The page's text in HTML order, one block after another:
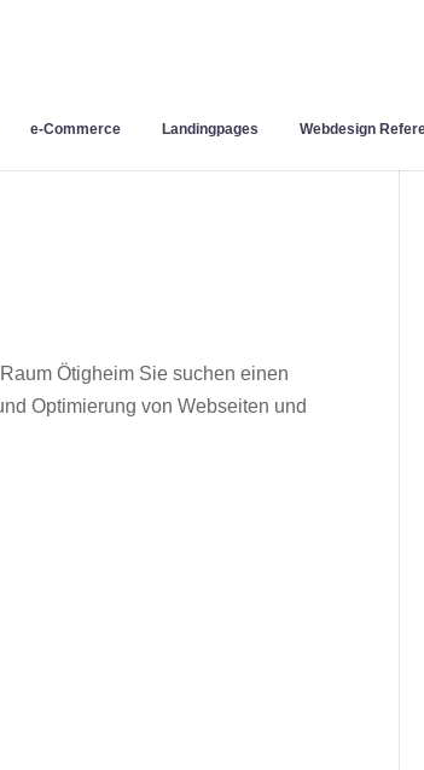
e-Commerce Landingpages Webdesign
Ötigheim Sie suchen einen
Optimierung von Webseiten und